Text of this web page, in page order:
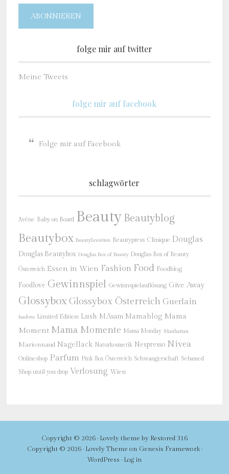
ABONNIEREN
folge mir auf twitter
Meine Tweets
folge mir auf facebook
Folge mir auf Facebook
schlagwörter
Avène Baby on Board Beauty Beautyblog
Beautybox Beautyfavoriten Beautypress Clinique Douglas
Douglas Beautybox Douglas Box of Beauty Douglas Box of Beauty
Österreich Essen in Wien Fashion Food Foodblog
Foodlove Gewinnspiel Gewinnspielauflösung Give Away
GlossyboxGlossybox Österreich Guerlain
Isadora Limited Edition Lush M.Asam Mamablog Mama
Moment Mama Momente Mama Monday Manhattan
Marionnaud Nagellack Naturkosmetik Nespresso Nivea
Onlineshop Parfum Pink Box Österreich Schwangerschaft Sebamed
Shop until you drop Verlosung Wien
Copyright © 2026 · Lovely theme by Restored 316
Copyright © 2026 · Lovely Theme on Genesis Framework·
WordPress · Log in